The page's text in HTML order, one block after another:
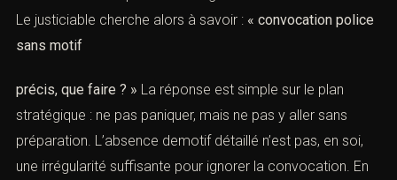
Une convocation peut être rédigée de manière très
brève. Le justiciable cherche alors à savoir :
précis, que faire ? » La réponse est simple sur le plan
stratégique : ne pas paniquer, mais ne pas y aller sans
préparation. L’absence demotif détaillé n’est pas, en soi,